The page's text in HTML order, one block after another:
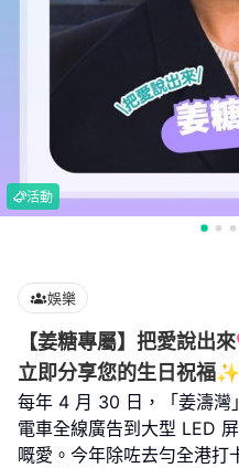
活動
娛樂
【姜糖專屬】把愛說出
立即分享您的生日祝福✨
每年 4 月 30 日，「姜濤灣
電車全線廣告到大型 LED
嘅愛。今年除咗去勻全港